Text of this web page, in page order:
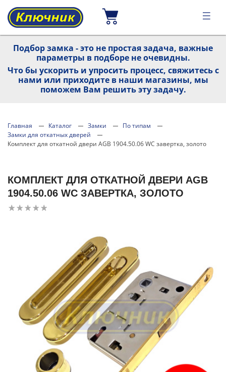
Подбор замка - это не простая задача, важные
параметры в подборе не очевидны.
Что бы ускорить и упросить процесс, свяжитесь с
нами или приходите в наши магазины, мы
поможем Вам решить эту задачу.
Главная Каталог Замки
По типам
Замки для откатных дверей
Комплект для откатной двери AGB 1904.50.06 WC завертка, золото
КОМПЛЕКТ ДЛЯ ОТКАТНОЙ ДВЕРИ AGB
1904.50.06 WC ЗАВЕРТКА, ЗОЛОТО